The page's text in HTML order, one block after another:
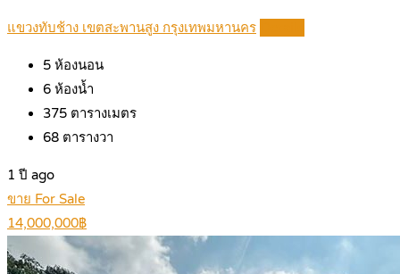
แขวงทับช้าง เขตสะพานสูง กรุงเทพมหานคร
5 ห้องนอน
6 ห้องน้ำ
375 ตารางเมตร
68 ตารางวา
1 ปี ago
ขาย For Sale
14,000,000฿